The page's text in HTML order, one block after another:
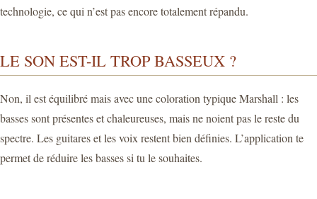
technologie, ce qui n’est pas encore totalement répandu.
LE SON EST-IL TROP BASSEUX ?
Non, il est équilibré mais avec une coloration typique Marshall : les
basses sont présentes et chaleureuses, mais ne noient pas le reste du
spectre. Les guitares et les voix restent bien définies. L’application te
permet de réduire les basses si tu le souhaites.